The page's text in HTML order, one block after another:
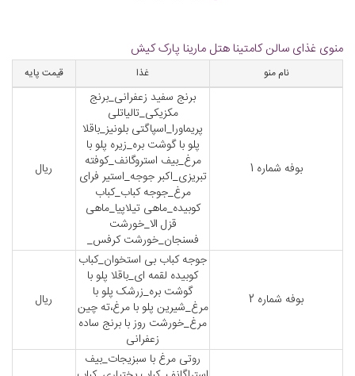
منوی غذای سالن کامتینا هتل مارینا پارک کیش
نام منو غذا قیمت پایه
بوفه شماره 1
برنج سفید زعفرانی_برنج
مکزیکی_تالیاتلی
پریماورا_اسپاگتی بلونیز_باقلا
پلو با گوشت بره_زیره پلو با
مرغ_بیف استروگانف_کوفته
تبریزی_اکبر جوجه_استیر فرای
مرغ_جوجه کباب_کباب
کوبیده_ماهی تیلاپیا_ماهی
قزل الا_خورشت
فسنجان_خورشت کرفس_
ریال
بوفه شماره 2
جوجه کباب بی استخوان_کباب
کوبیده لقمه ای_باقلا پلو با
گوشت بره_زرشک پلو با
مرغ_شیرین پلو با مرغ،ته چین
مرغ_خورشت روز با برنج ساده
زعفرانی
ریال
روتی مرغ با سبزیجات_بیف